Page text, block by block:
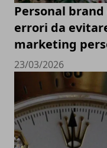
Personal
errori da
marketing
23/03/2026